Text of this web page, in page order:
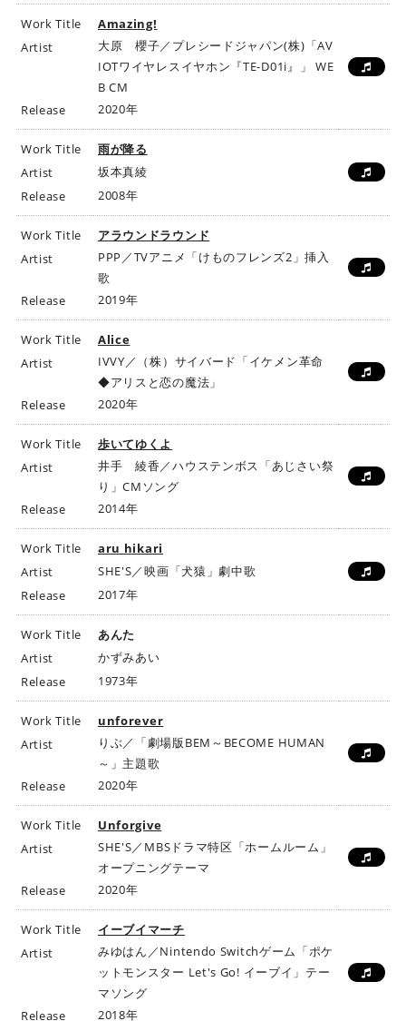
Work Title
Amazing!
Artist
大原 櫻子／プレシードジャパン(株)「AV
IOTワイヤレスイヤホン『TE-D01i』」 WE
B CM
Release
2020年
Work Title
雨が降る
Artist
坂本真綾
Release
2008年
Work Title
アラウンドラウンド
Artist
PPP／TVアニメ「けものフレンズ2」挿入
歌
Release
2019年
Work Title
Alice
Artist
IVVY／（株）サイバード「イケメン革命
◆アリスと恋の魔法」
Release
2020年
Work Title
歩いてゆくよ
Artist
井手 綾香／ハウステンボス「あじさい祭
り」CMソング
Release
2014年
Work Title
aru hikari
Artist
SHE'S／映画「犬猿」劇中歌
Release
2017年
Work Title
あんた
Artist
かずみあい
Release
1973年
Work Title
unforever
Artist
りぶ／「劇場版BEM～BECOME HUMAN
～」主題歌
Release
2020年
Work Title
Unforgive
Artist
SHE'S／MBSドラマ特区「ホームルーム」
オープニングテーマ
Release
2020年
Work Title
イーブイマーチ
Artist
みゆはん／Nintendo Switchゲーム「ポケ
ットモンスター Let's Go! イーブイ」テー
マソング
Release
2018年